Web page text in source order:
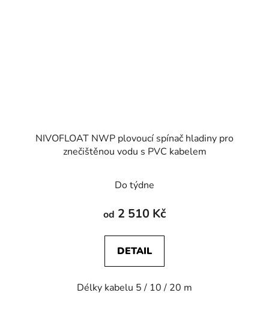
NIVOFLOAT NWP plovoucí spínač hladiny pro
znečištěnou vodu s PVC kabelem
Do týdne
od 2 510 Kč
DETAIL
Délky kabelu 5 / 10 / 20 m